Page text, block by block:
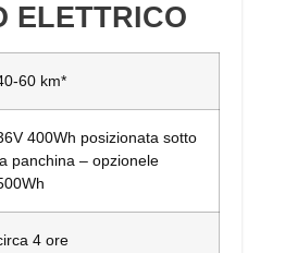
ELETTRICO
60 km*
400Wh posizionata sotto
panchina – opzionele
4 ore